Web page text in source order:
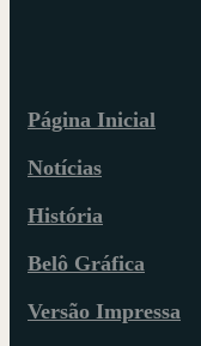
Página Inicial
Notícias
História
Belô Gráfica
Versão Impressa